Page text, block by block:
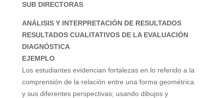
SUB DIRECTORAS
ANÁLISIS Y INTERPRETACIÓN DE RESULTADOS
RESULTADOS CUALITATIVOS DE LA EVALUACIÓN
DIAGNÓSTICA
EJEMPLO
Los estudiantes evidencian fortalezas en lo referido a la
comprensión de la relación entre una forma geométrica
y sus diferentes perspectivas; usando dibujos y